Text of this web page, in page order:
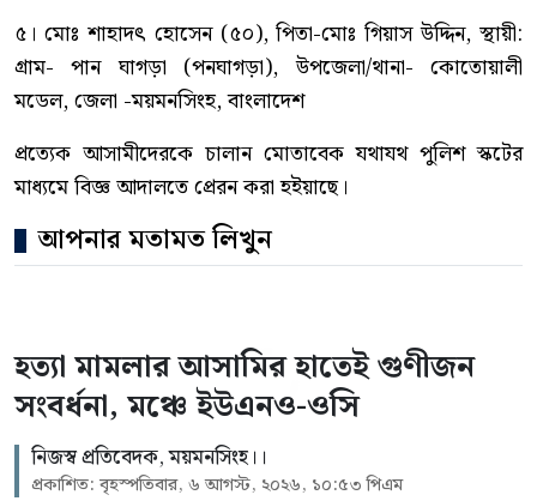
৫। মোঃ শাহাদৎ হোসেন (৫০), পিতা-মোঃ গিয়াস উদ্দিন, স্থায়ী:
গ্রাম- পান ঘাগড়া (পনঘাগড়া), উপজেলা/থানা- কোতোয়ালী
মডেল, জেলা -ময়মনসিংহ, বাংলাদেশ
প্রত্যেক আসামীদেরকে চালান মোতাবেক যথাযথ পুলিশ স্কটের
মাধ্যমে বিজ্ঞ আদালতে প্রেরন করা হইয়াছে।
আপনার মতামত লিখুন
হত্যা মামলার আসামির হাতেই গুণীজন
সংবর্ধনা, মঞ্চে ইউএনও-ওসি
নিজস্ব প্রতিবেদক, ময়মনসিংহ।।
প্রকাশিত: বৃহস্পতিবার, ৬ আগস্ট, ২০২৬, ১০:৫৩ পিএম